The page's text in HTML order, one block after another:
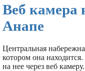
Веб камера
Анапе
Центральная
котором она
на нее через веб камеру.